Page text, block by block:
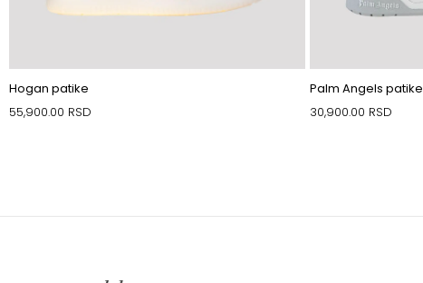
Hogan patike
55,900.00 RSD
Palm Angels patike
30,900.00 RSD